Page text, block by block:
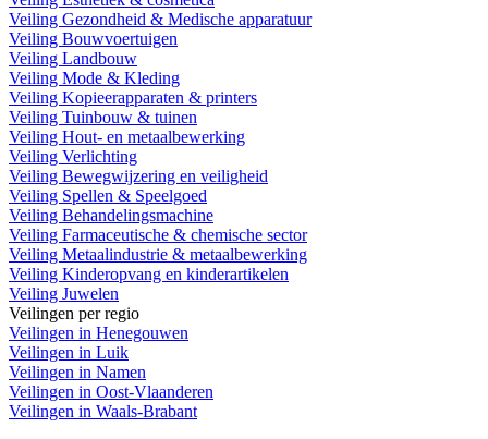
Veiling Gezondheid & Medische apparatuur
Veiling Bouwvoertuigen
Veiling Landbouw
Veiling Mode & Kleding
Veiling Kopieerapparaten & printers
Veiling Tuinbouw & tuinen
Veiling Hout- en metaalbewerking
Veiling Verlichting
Veiling Bewegwijzering en veiligheid
Veiling Spellen & Speelgoed
Veiling Behandelingsmachine
Veiling Farmaceutische & chemische sector
Veiling Metaalindustrie & metaalbewerking
Veiling Kinderopvang en kinderartikelen
Veiling Juwelen
Veilingen per regio
Veilingen in Henegouwen
Veilingen in Luik
Veilingen in Namen
Veilingen in Oost-Vlaanderen
Veilingen in Waals-Brabant